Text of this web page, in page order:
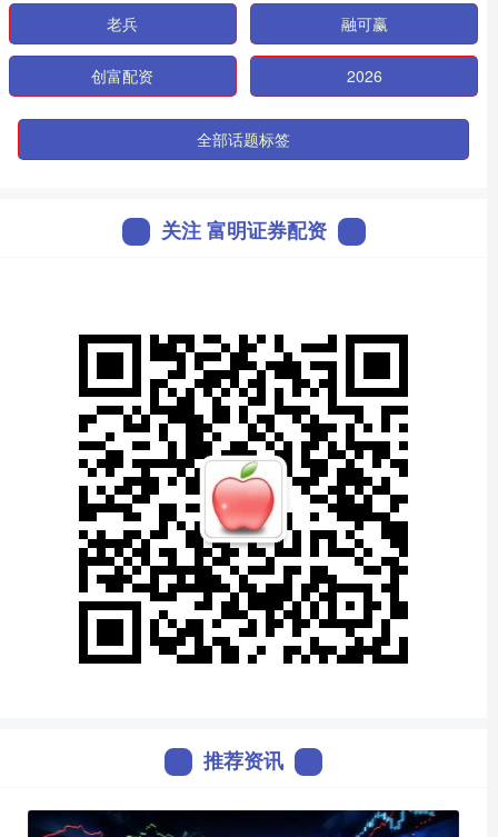
老兵 融可赢
创富配资 2026
全部话题标签
关注 富明证券配资
推荐资讯